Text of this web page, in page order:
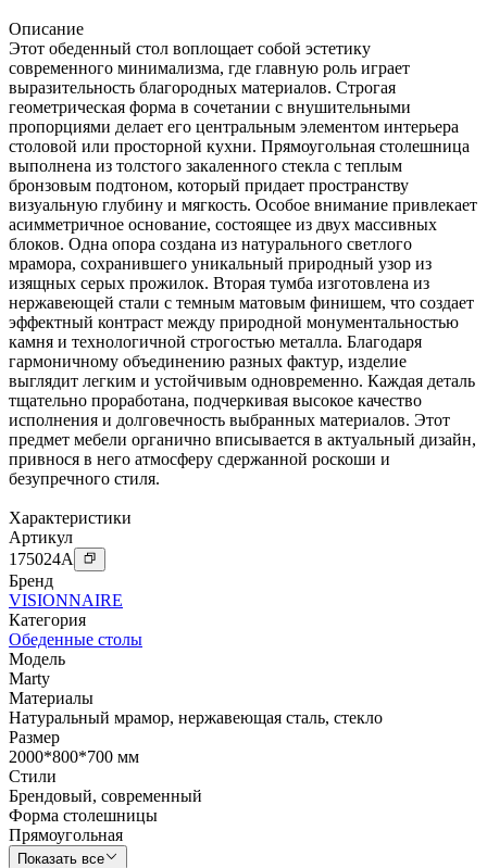
Описание
Этот обеденный стол воплощает собой эстетику
современного минимализма, где главную роль играет
выразительность благородных материалов. Строгая
геометрическая форма в сочетании с внушительными
пропорциями делает его центральным элементом интерьера
столовой или просторной кухни. Прямоугольная столешница
выполнена из толстого закаленного стекла с теплым
бронзовым подтоном, который придает пространству
визуальную глубину и мягкость. Особое внимание привлекает
асимметричное основание, состоящее из двух массивных
блоков. Одна опора создана из натурального светлого
мрамора, сохранившего уникальный природный узор из
изящных серых прожилок. Вторая тумба изготовлена из
нержавеющей стали с темным матовым финишем, что создает
эффектный контраст между природной монументальностью
камня и технологичной строгостью металла. Благодаря
гармоничному объединению разных фактур, изделие
выглядит легким и устойчивым одновременно. Каждая деталь
тщательно проработана, подчеркивая высокое качество
исполнения и долговечность выбранных материалов. Этот
предмет мебели органично вписывается в актуальный дизайн,
привнося в него атмосферу сдержанной роскоши и
безупречного стиля.
Характеристики
Артикул
175024A
Бренд
VISIONNAIRE
Категория
Обеденные столы
Модель
Marty
Материалы
Натуральный мрамор, нержавеющая сталь, стекло
Размер
2000*800*700 мм
Стили
Брендовый, современный
Форма столешницы
Прямоугольная
Показать все